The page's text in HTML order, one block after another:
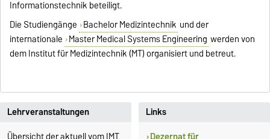
Informationstechnik beteiligt.
Die Studiengänge Bachelor Medizintechnik und der
internationale Master Medical Systems Engineering werden von
dem Institut für Medizintechnik (MT) organisiert und betreut.
Lehrveranstaltungen
Links